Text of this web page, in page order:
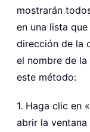
mostrarán
en una lista
dirección de la
el nombre de
este método:
1. Haga clic en
abrir la